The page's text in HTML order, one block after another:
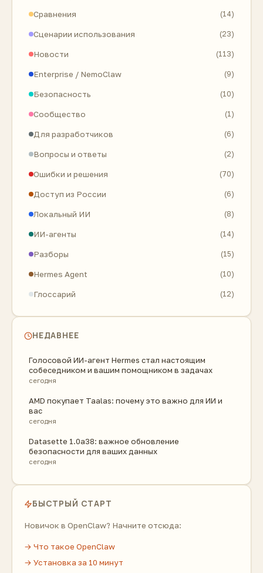
Сравнения (14)
Сценарии использования (23)
Новости (113)
Enterprise / NemoClaw (9)
Безопасность (10)
Сообщество (1)
Для разработчиков (6)
Вопросы и ответы (2)
Ошибки и решения (70)
Доступ из России (6)
Локальный ИИ (8)
ИИ-агенты (14)
Разборы (15)
Hermes Agent (10)
Глоссарий (12)
НЕДАВНЕЕ
Голосовой ИИ-агент Hermes стал настоящим
собеседником и вашим помощником в задачах
сегодня
AMD покупает Taalas: почему это важно для ИИ и
вас
сегодня
Datasette 1.0a38: важное обновление
безопасности для ваших данных
сегодня
БЫСТРЫЙ СТАРТ
Новичок в OpenClaw? Начните отсюда:
→ Что такое OpenClaw
→ Установка за 10 минут